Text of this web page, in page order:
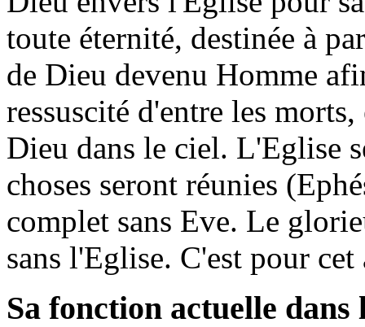
toute éternité, destinée à
de Dieu devenu Homme
ressuscité d'entre les
Dieu dans le ciel. L'Eglise
choses seront réunies
complet sans Eve. Le
sans l'Eglise. C'est pour
Sa fonction actuelle dans